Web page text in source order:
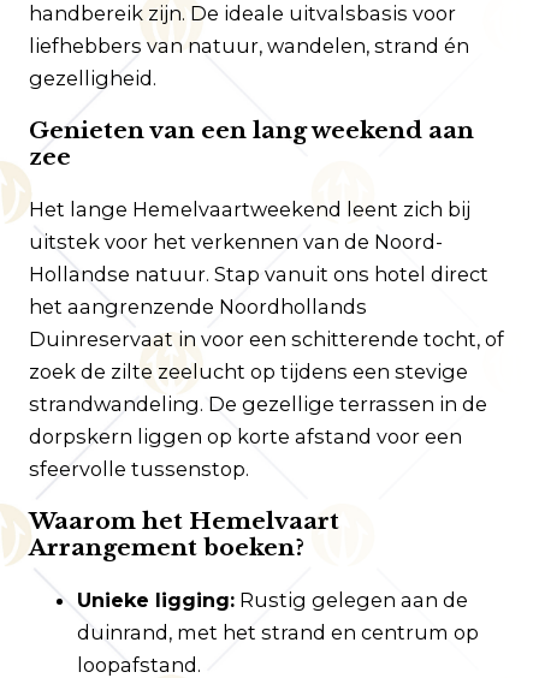
handbereik zijn. De ideale uitvalsbasis voor
liefhebbers van natuur, wandelen, strand én
gezelligheid.
Genieten van een lang weekend aan
zee
Het lange Hemelvaartweekend leent zich bij
uitstek voor het verkennen van de Noord-
Hollandse natuur. Stap vanuit ons hotel direct
het aangrenzende Noordhollands
Duinreservaat in voor een schitterende tocht, of
zoek de zilte zeelucht op tijdens een stevige
strandwandeling. De gezellige terrassen in de
dorpskern liggen op korte afstand voor een
sfeervolle tussenstop.
Waarom het Hemelvaart
Arrangement boeken?
Unieke ligging: Rustig gelegen aan de
duinrand, met het strand en centrum op
loopafstand.